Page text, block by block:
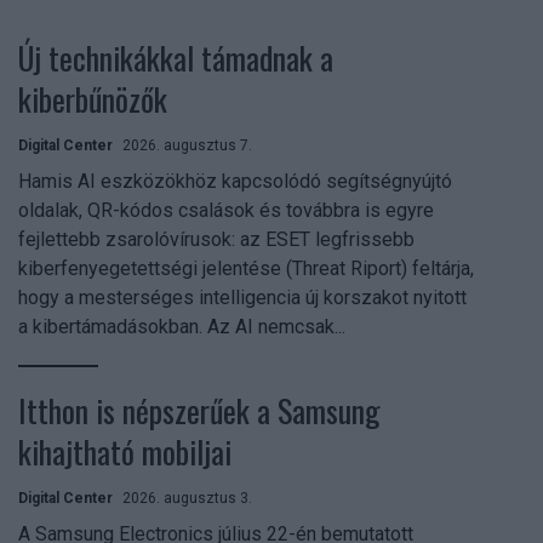
Új technikákkal támadnak a
kiberbűnözők
Digital Center 2026. augusztus 7.
Hamis AI eszközökhöz kapcsolódó segítségnyújtó
oldalak, QR-kódos csalások és továbbra is egyre
fejlettebb zsarolóvírusok: az ESET legfrissebb
kiberfenyegetettségi jelentése (Threat Riport) feltárja,
hogy a mesterséges intelligencia új korszakot nyitott
a kibertámadásokban. Az AI nemcsak...
Itthon is népszerűek a Samsung
kihajtható mobiljai
Digital Center 2026. augusztus 3.
A Samsung Electronics július 22-én bemutatott